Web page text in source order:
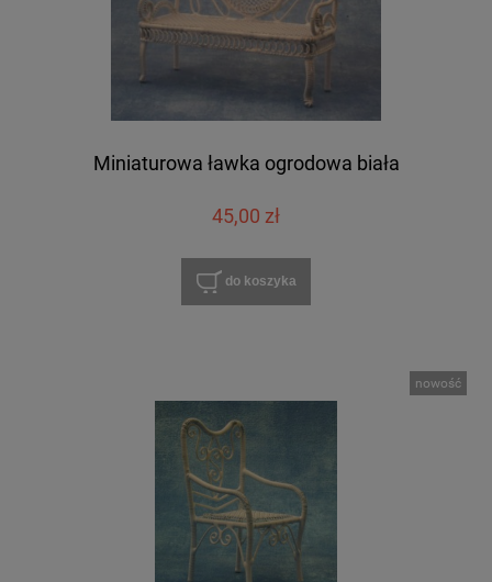
Miniaturowa ławka ogrodowa biała
45,00 zł
do koszyka
nowość